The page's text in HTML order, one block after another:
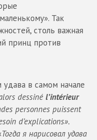
Так
столь важная
принц против
в самом начале
dessiné l’intérieur
personnes puissent
d’explications».
Тогда я нарисовал удава